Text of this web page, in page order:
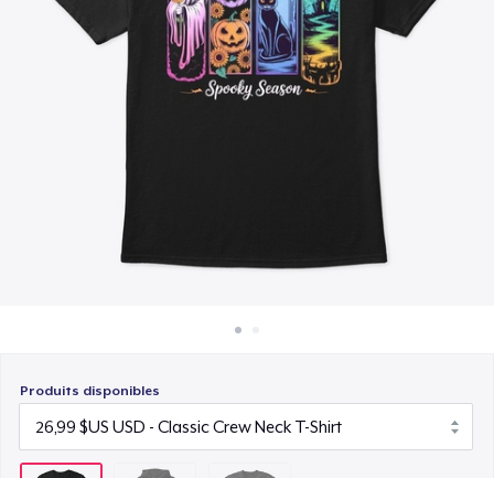
Vendez partout
Vendre n'importe quoi
Produits disponibles
26,99 $US